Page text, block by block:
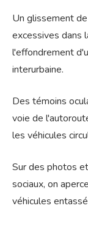
Un glissement
excessives dans
l'effondrement
interurbaine.
Des témoins
voie de
les véhicules
Sur des photos
sociaux, on
véhicules